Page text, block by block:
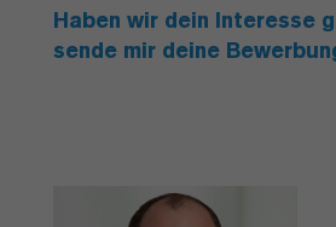
Haben wir dein Interesse
sende mir deine